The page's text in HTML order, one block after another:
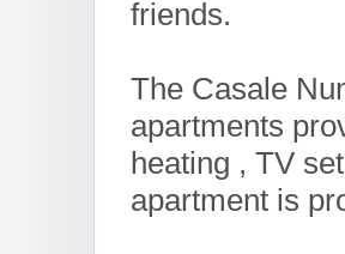
friends.
The Casale
apartments
heating , TV
apartment is